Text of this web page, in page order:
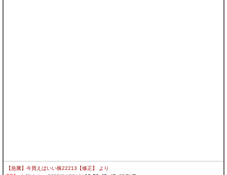
【急騰】今買えばいい株22213【修正】 より